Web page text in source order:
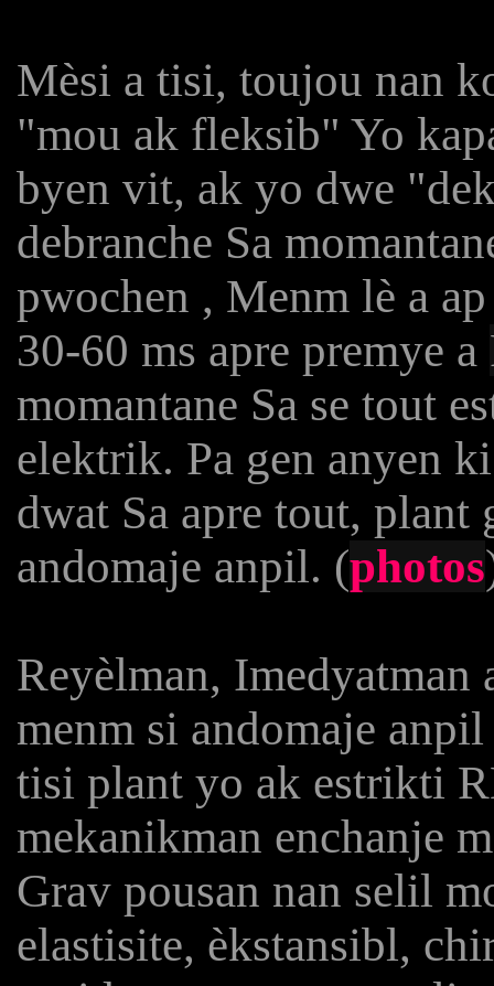
Mèsi a tisi, toujou nan
"mou ak fleksib" Yo
byen vit, ak yo dwe
debranche Sa
pwochen , Menm lè a
30-60 ms apre premye a
momantane Sa se tout
elektrik. Pa gen anyen
dwat Sa apre tout, plant
andomaje anpil. (photos
Reyèlman, Imedyatman
menm si andomaje
tisi plant yo ak estrikti
mekanikman enchanje
Grav pousan nan selil
elastisite, èkstansibl,